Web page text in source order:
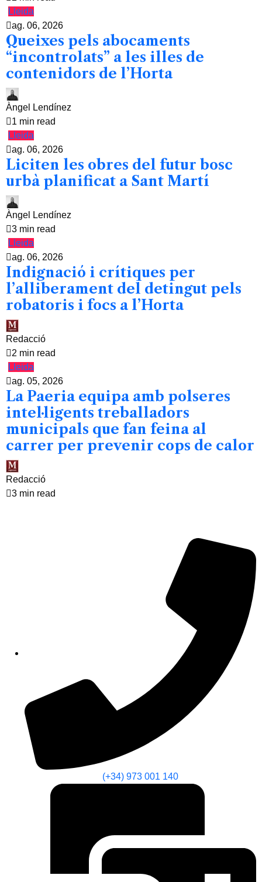
Lleida
ag. 06, 2026
Queixes pels abocaments
“incontrolats” a les illes de
contenidors de l’Horta
Àngel Lendínez
1 min read
Lleida
ag. 06, 2026
Liciten les obres del futur bosc
urbà planificat a Sant Martí
Àngel Lendínez
3 min read
Lleida
ag. 06, 2026
Indignació i crítiques per
l’alliberament del detingut pels
robatoris i focs a l’Horta
Redacció
2 min read
Lleida
ag. 05, 2026
La Paeria equipa amb polseres
intel·ligents treballadors
municipals que fan feina al
carrer per prevenir cops de calor
Redacció
3 min read
(+34) 973 001 140